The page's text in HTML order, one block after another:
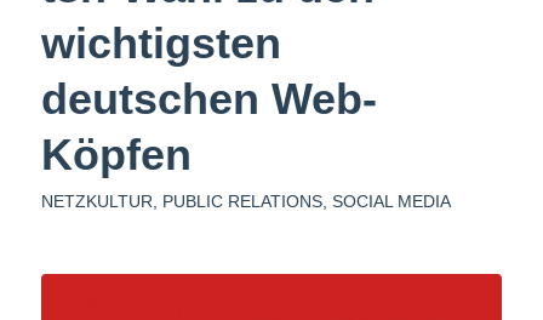
wichtigsten
deutschen Web-
Köpfen
NETZKULTUR PUBLIC RELATIONS, SOCIAL MEDIA